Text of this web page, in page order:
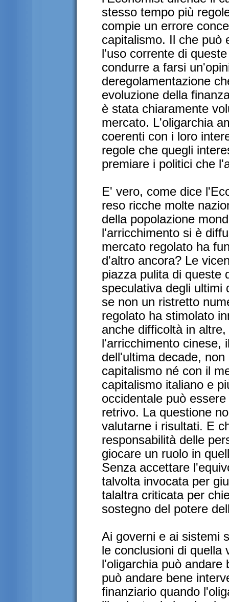
stesso tempo più
compie un errore
capitalismo. Il che può
l'uso corrente di
condurre a farsi
deregolamentazione
evoluzione della
è stata chiaramente
mercato. L'oligarchia
coerenti con i loro
regole che quegli
premiare i politici che
E' vero, come dice
reso ricche molte
della popolazione
l'arricchimento si è
mercato regolato ha
d'altro ancora? Le
piazza pulita di queste
speculativa degli ultimi
se non un ristretto
regolato ha stimolato
anche difficoltà in
l'arricchimento cinese,
dell'ultima decade,
capitalismo né con il
capitalismo italiano e
occidentale può
retrivo. La questione
valutarne i risultati. E
responsabilità delle
giocare un ruolo in
Senza accettare
talvolta invocata per
talaltra criticata per
sostegno del potere
Ai governi e ai sistemi
le conclusioni di quella
l'oligarchia può andare
può andare bene
finanziario quando